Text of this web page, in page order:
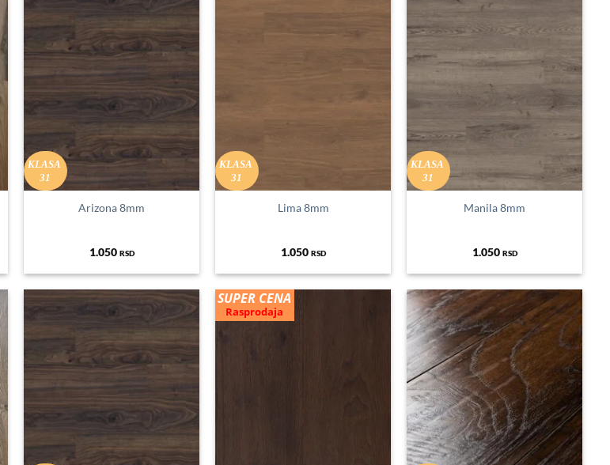
KLASA
31
Arizona 8mm
1.050 RSD
KLASA
31
Lima 8mm
1.050 RSD
KLASA
31
Manila 8mm
1.050 RSD
SUPER CENA
Rasprodaja